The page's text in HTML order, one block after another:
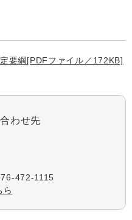
要綱[PDFファイル／172KB]
わせ先
472-1115
ら